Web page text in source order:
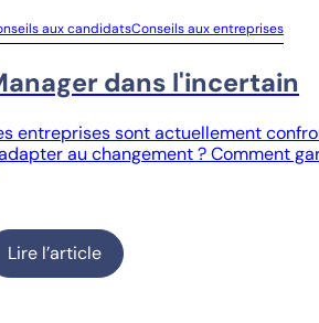
aux candidatsConseils aux entreprises
dans l'incertain
entreprises sont actuellement
au changement ? Comment
Lire l’article